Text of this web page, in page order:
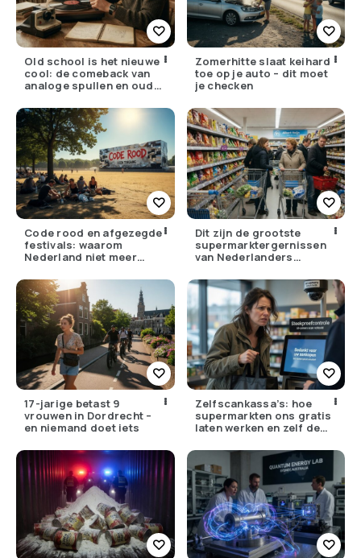
Old school is het nieuwe
cool: de comeback van
analoge spullen en oude
Zomerhitte slaat keihard
toe op je auto – dit moet
je checken
Code rood en afgezegde
festivals: waarom
Nederland niet meer
Dit zijn de grootste
supermarktergernissen
van Nederlanders
17-jarige betast 9
vrouwen in Dordrecht –
en niemand doet iets
Zelfscankassa’s: hoe
supermarkten ons gratis
laten werken en zelf de